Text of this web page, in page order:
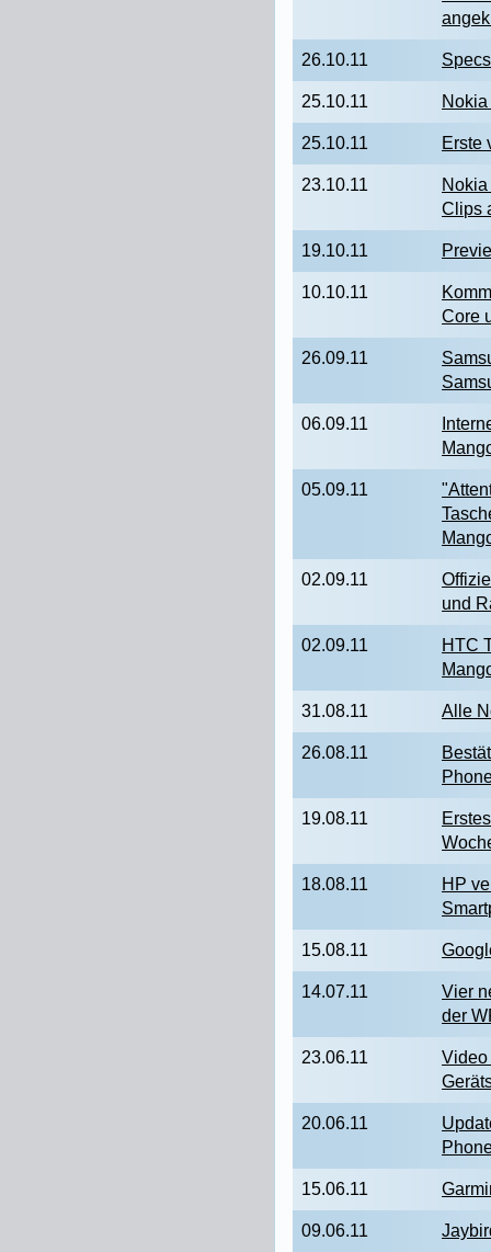
26.10.11
25.10.11
25.10.11 Erste
23.10.11
Clips
19.10.11
10.10.11
Core
26.09.11
06.09.11
05.09.11
02.09.11
und
02.09.11
HTC
31.08.11 Alle
26.08.11
19.08.11
18.08.11
HP
15.08.11
14.07.11
Vier
der
23.06.11
Video
20.06.11
15.06.11
09.06.11